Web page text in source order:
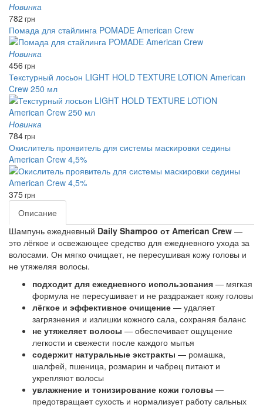
Новинка
782 грн
Помада для стайлинга POMADE American Crew
Новинка
456 грн
Текстурный лосьон LIGHT HOLD TEXTURE LOTION American
Crew 250 мл
Новинка
784грн
Окислитель проявитель для системы маскировки седины
American Crew 4,5%
375грн
Описание
Шампунь ежедневный Daily Shampoo от American Crew —
это лёгкое и освежающее средство для ежедневного ухода за
волосами. Он мягко очищает, не пересушивая кожу головы и
не утяжеляя волосы.
подходит для ежедневного использования — мягкая
формула не пересушивает и не раздражает кожу головы
лёгкое и эффективное очищение — удаляет
загрязнения и излишки кожного сала, сохраняя баланс
не утяжеляет волосы — обеспечивает ощущение
легкости и свежести после каждого мытья
содержит натуральные экстракты — ромашка,
шалфей, пшеница, розмарин и чабрец питают и
укрепляют волосы
увлажнение и тонизирование кожи головы —
предотвращает сухость и нормализует работу сальных